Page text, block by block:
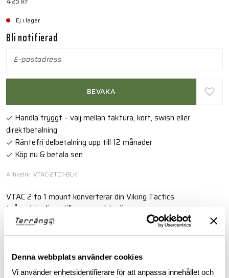
Denna webbplats använder cookies
Vi använder enhetsidentifierare för att anpassa innehållet och
Ej i lager
Bli notifierad
BEVAKA
Handla tryggt – välj mellan faktura, kort, swish eller
direktbetalning
Räntefri delbetalning upp till 12 månader
Köp nu & betala sen
Artikelnr: VTAC-2TO1-BLK
VTAC 2 to 1 mount konverterar din Viking Tactics
tvåpunktsslinga till en enpunktsslinga.
Läs mer
BESKRIVNING